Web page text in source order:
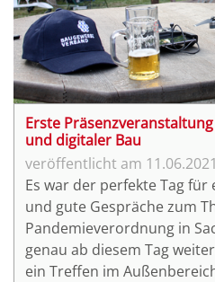
Erste
und digitaler Bau
11.06.2021
Es war der perfekte Tag
und gute Gespräche zum
Pandemieverordnung in
genau ab diesem Tag
ein Treffen im